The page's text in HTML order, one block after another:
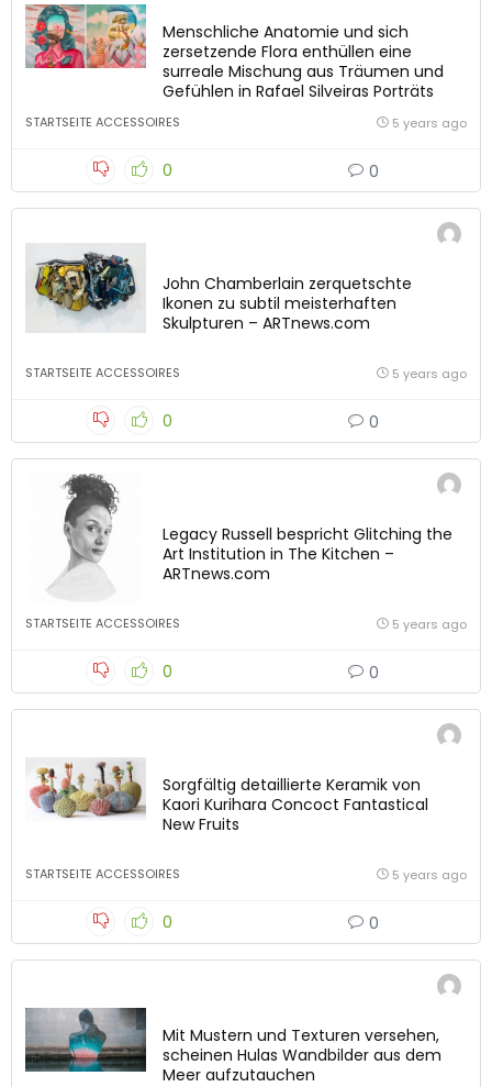
Menschliche Anatomie und sich
zersetzende Flora enthüllen eine
surreale Mischung aus Träumen und
Gefühlen in Rafael Silveiras Porträts
STARTSEITE ACCESSOIRES 5 years ago
0 0
John Chamberlain zerquetschte
Ikonen zu subtil meisterhaften
Skulpturen – ARTnews.com
STARTSEITE ACCESSOIRES 5 years ago
0 0
Legacy Russell bespricht Glitching the
Art Institution in The Kitchen –
ARTnews.com
STARTSEITE ACCESSOIRES 5 years ago
0 0
Sorgfältig detaillierte Keramik von
Kaori Kurihara Concoct Fantastical
New Fruits
STARTSEITE ACCESSOIRES 5 years ago
0 0
Mit Mustern und Texturen versehen,
scheinen Hulas Wandbilder aus dem
Meer aufzutauchen